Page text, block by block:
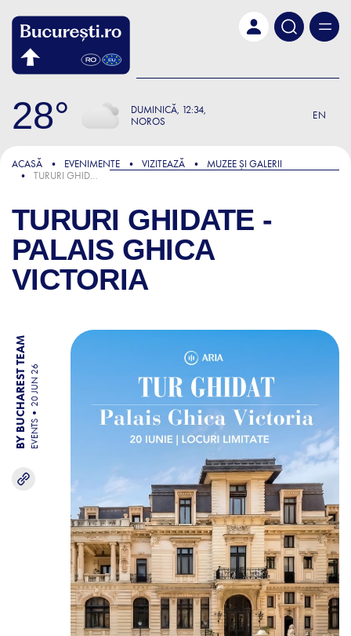
28 DUMINICĂ 12:34
NOROS
EN
ACASĂ EVENIMENTE VIZITEAZĂ
MUZEE ȘI GALERII
TURURI GHIDATE - PALAIS GHICA VICTORIA
TURURI GHIDATE -
PALAIS GHICA
VICTORIA
BY BUCHAREST TEAM EVENTS
20 JUN 26